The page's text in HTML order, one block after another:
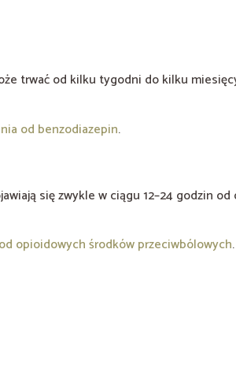
trwać od kilku tygodni do kilku
od benzodiazepin.
się zwykle w ciągu 12–24 godzin
opioidowych środków przeciwbólowych.